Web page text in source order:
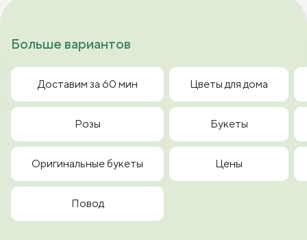
Больше вариантов
Доставим за 60 мин Цветы для дома
Розы Букеты
Оригинальные букеты Цены
Повод